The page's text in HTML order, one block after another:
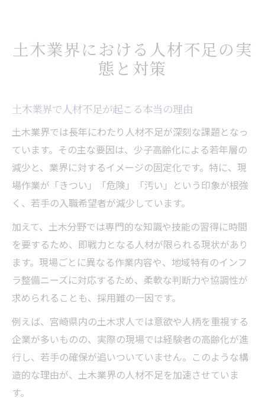
土木業界における人材不足の実
態と対策
土木業界で人材不足が起こる本当の理由
土木業界では長年にわたり人材不足が深刻な課題となっ
ています。その主な要因は、少子高齢化による若年層の
減少と、業界に対するイメージの固定化です。特に、現
場作業が「きつい」「危険」「汚い」という印象が根強
く、若手の入職希望者が減少しています。
加えて、土木分野では専門的な知識や技能の習得に時間
を要するため、即戦力となる人材が限られる現状があり
ます。現場ごとに異なる作業内容や、地域特有のインフ
ラ整備ニーズに対応するため、柔軟な判断力や協調性が
求められることも、採用難の一因です。
例えば、宮崎県内の土木求人では意欲や人柄を重視する
企業が多いものの、実際の現場では経験者の高齢化が進
行し、若手の確保が追いついていません。このような構
造的な理由が、土木業界の人材不足を加速させていま
す。